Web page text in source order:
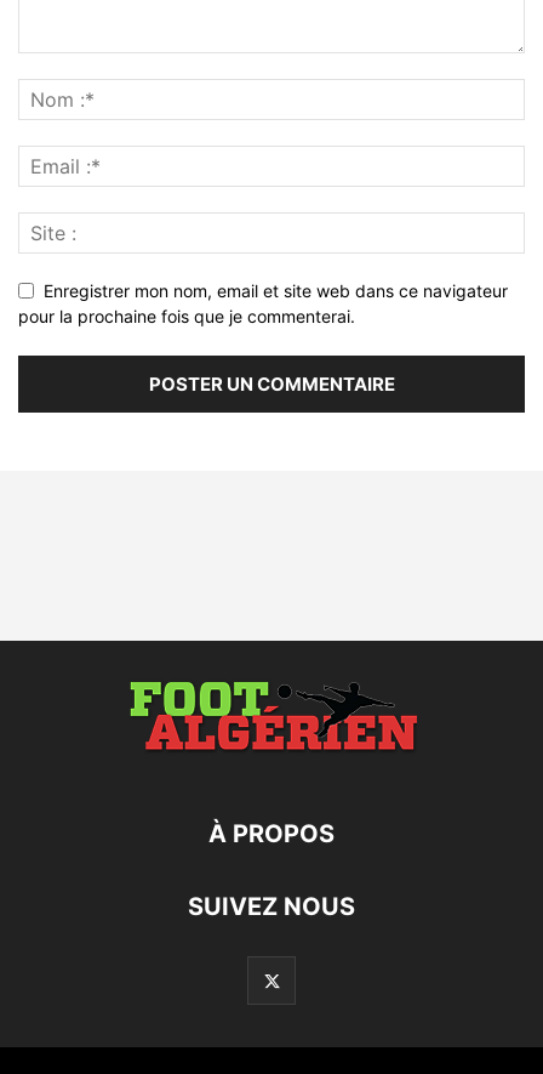
Enregistrer mon nom, email et site web dans ce navigateur
pour la prochaine fois que je commenterai.
À PROPOS
SUIVEZ NOUS